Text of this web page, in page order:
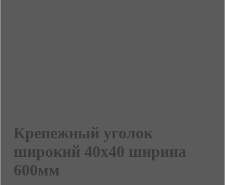
Крепежный уголок
широкий 40х40 ширина
600мм